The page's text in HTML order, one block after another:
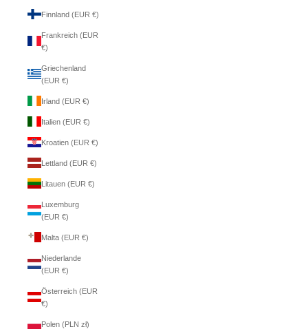
Finnland (EUR €)
Frankreich (EUR
€)
Griechenland
(EUR €)
Irland (EUR €)
Italien (EUR €)
Kroatien (EUR €)
Lettland (EUR €)
Litauen (EUR €)
Luxemburg
(EUR €)
Malta (EUR €)
Niederlande
(EUR €)
Österreich (EUR
€)
Polen (PLN zł)